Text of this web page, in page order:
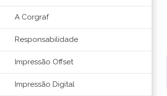
A Corgraf
Responsabilidade
Impressão Offset
Impressão Digital